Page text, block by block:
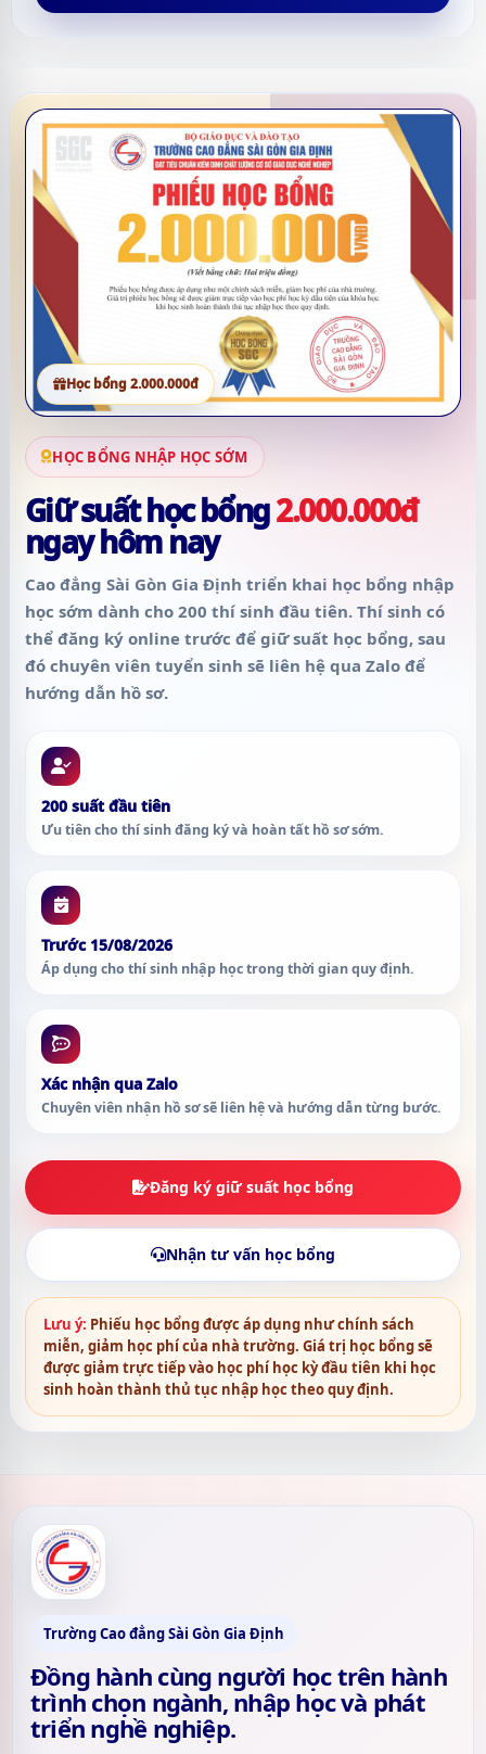
HỌC BỔNG NHẬP HỌC SỚM
Giữ suất học bổng2.000.000đ
ngay hôm nay
Cao đẳng Sài Gòn Gia Định triển khai học bổng nhập
học sớm dành cho 200 thí sinh đầu tiên. Thí sinh có
thể đăng ký online trước để giữ suất học bổng, sau
đó chuyên viên tuyển sinh sẽ liên hệ qua Zalo để
hướng dẫn hồ sơ.
200 suất đầu tiên
Ưu tiên cho thí sinh đăng ký và hoàn tất hồ sơ sớm.
Trước 15/08/2026
Áp dụng cho thí sinh nhập học trong thời gian quy định.
Xác nhận qua Zalo
Chuyên viên nhận hồ sơ sẽ liên hệ và hướng dẫn từng bước.
Đăng ký giữ suất học bổng
Nhận tư vấn học bổng
Lưu ý: Phiếu học bổng được áp dụng như chính sách
miễn, giảm học phí của nhà trường. Giá trị học bổng sẽ
được giảm trực tiếp vào học phí học kỳ đầu tiên khi học
sinh hoàn thành thủ tục nhập học theo quy định.
Học bổng 2.000.000đ
Trường Cao đẳng Sài Gòn Gia Định
Đồng hành cùng người học trên hành
trình chọn ngành, nhập học và phát
triển nghề nghiệp.